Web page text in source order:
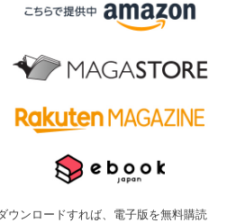
ウンロードすれば、電子版を無料購読